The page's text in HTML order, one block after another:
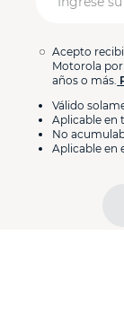
Acepto
Motorola
años o más.
Válido
Aplicable en
No
Aplicable en